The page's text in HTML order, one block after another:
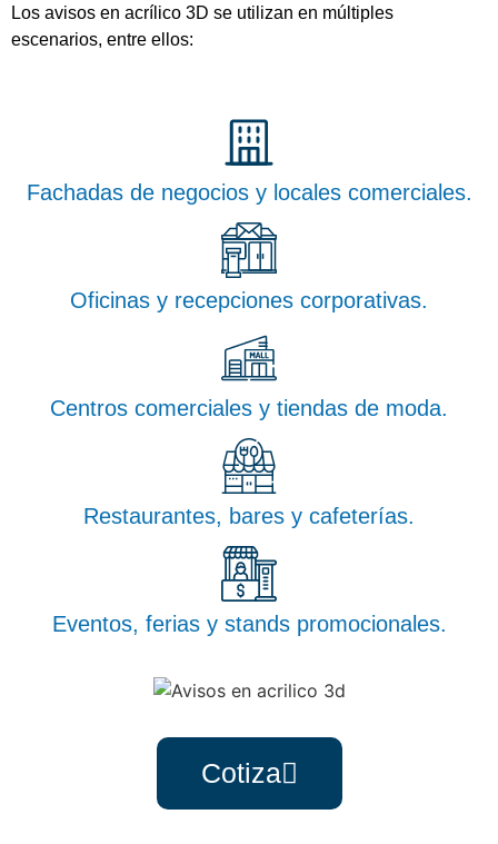
Los avisos en acrílico 3D se utilizan en múltiples
escenarios, entre ellos:
Fachadas de negocios y locales comerciales.
Oficinas y recepciones corporativas.
Centros comerciales y tiendas de moda.
Restaurantes, bares y cafeterías.
Eventos, ferias y stands promocionales.
Cotiza